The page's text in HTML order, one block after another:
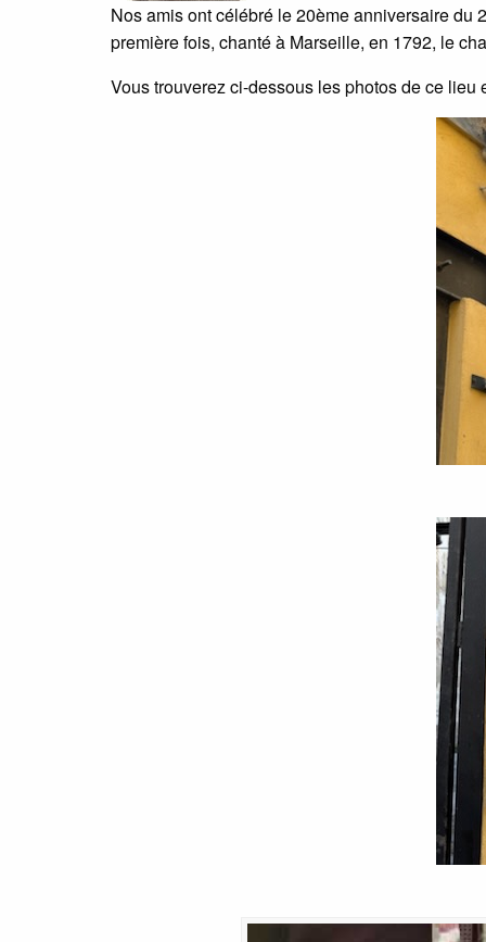
Nos amis ont célébré le 20ème anniversaire du
première fois, chanté à Marseille, en 1792, le
Vous trouverez ci-dessous les photos de ce lieu